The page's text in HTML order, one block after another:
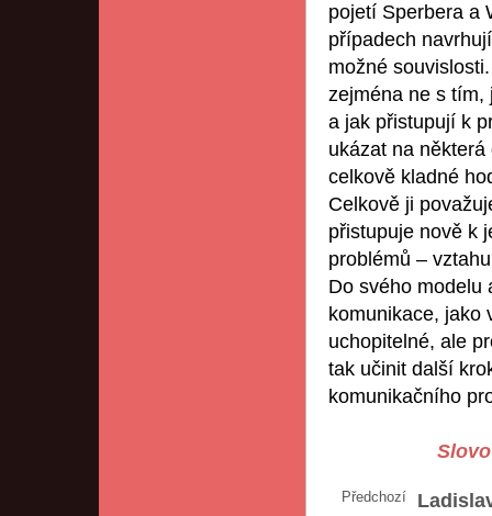
pojetí Sperbera a
případech
možné
zejména ne s tím,
a jak přistupují k
ukázat na
celkově kladné
Celkově ji
přistupuje nově k
problémů –
Do svého modelu
komunikace, jako
uchopitelné, ale
tak učinit další
komunikačního
Předchozí